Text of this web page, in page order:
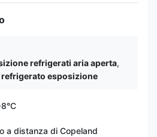
refrigerati aria aperta,
esposizione
a distanza di Copeland